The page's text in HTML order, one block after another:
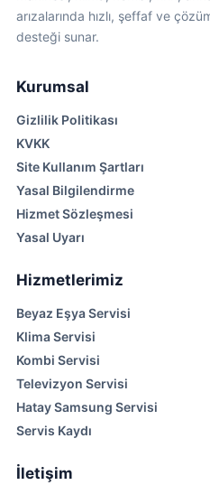
arızalarında hızlı, şeffaf ve
desteği sunar.
Kurumsal
Gizlilik Politikası
KVKK
Site Kullanım Şartları
Yasal Bilgilendirme
Hizmet Sözleşmesi
Yasal Uyarı
Hizmetlerimiz
Beyaz Eşya Servisi
Klima Servisi
Kombi Servisi
Televizyon Servisi
Hatay Samsung Servisi
Servis Kaydı
İletişim